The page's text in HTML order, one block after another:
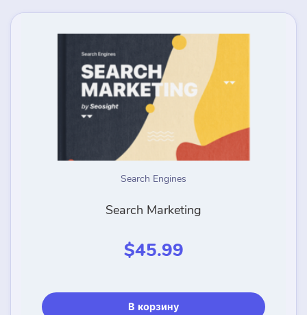
Search Engines
Search Marketing
$45.99
В корзину